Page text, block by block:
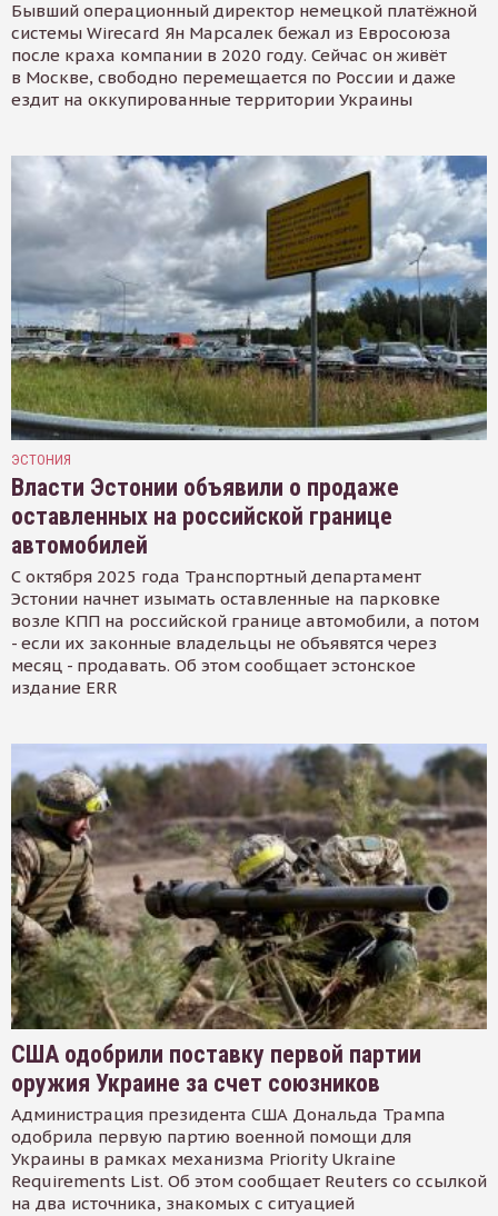
Бывший операционный директор немецкой платёжной
системы Wirecard Ян Марсалек бежал из Евросоюза
после краха компании в 2020 году. Сейчас он живёт
в Москве, свободно перемещается по России и даже
ездит на оккупированные территории Украины
ЭСТОНИЯ
Власти Эстонии объявили о продаже
оставленных на российской границе
автомобилей
С октября 2025 года Транспортный департамент
Эстонии начнет изымать оставленные на парковке
возле КПП на российской границе автомобили, а потом
- если их законные владельцы не объявятся через
месяц - продавать. Об этом сообщает эстонское
издание ERR
США одобрили поставку первой партии
оружия Украине за счет союзников
Администрация президента США Дональда Трампа
одобрила первую партию военной помощи для
Украины в рамках механизма Priority Ukraine
Requirements List. Об этом сообщает Reuters со ссылкой
на два источника, знакомых с ситуацией